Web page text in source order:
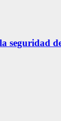
seguridad